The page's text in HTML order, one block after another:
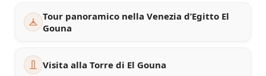
Tour panoramico nella Venezia d’Egitto El
Gouna
Visita alla Torre di El Gouna